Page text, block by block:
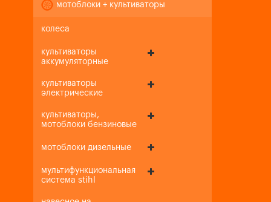
мотоблоки + культиваторы
колеса
культиваторы
аккумуляторные
культиваторы
электрические
культиваторы,
мотоблоки бензиновые
мотоблоки дизельные
мультифункциональная
система stihl